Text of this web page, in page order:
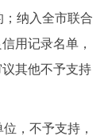
纳入全市联合
用记录名单，
其他不予支持
，不予支持，